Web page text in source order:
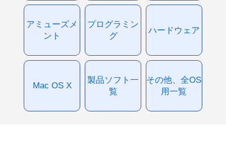
アミューズメ
ント
プログラミン
グ
ハードウェア
Mac OS X
製品ソフト一
覧
その他、全OS
用一覧